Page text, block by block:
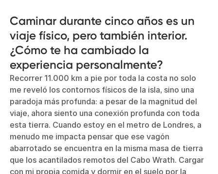
Caminar durante cinco años es un
viaje físico, pero también interior.
¿Cómo te ha cambiado la
experiencia personalmente?
Recorrer 11.000 km a pie por toda la costa no solo
me reveló los contornos físicos de la isla, sino una
paradoja más profunda: a pesar de la magnitud del
viaje, ahora siento una conexión profunda con toda
esta tierra. Cuando estoy en el metro de Londres, a
menudo me impacta pensar que ese vagón
abarrotado se encuentra en la misma masa de tierra
que los acantilados remotos del Cabo Wrath. Cargar
con mi propia comida y dormir en el suelo por la